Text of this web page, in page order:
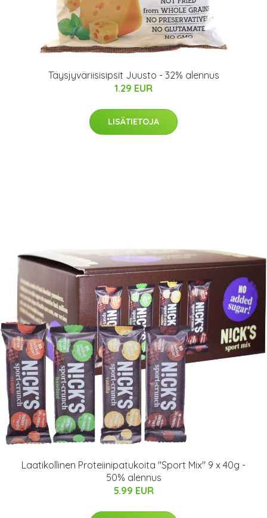
Täysjyväriisisipsit Juusto - 32% alennus
1.29 EUR
LISÄTIETOJA
Laatikollinen Proteiinipatukoita "Sport Mix" 9 x 40g -
50% alennus
5.99 EUR